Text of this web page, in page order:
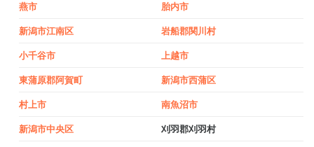
燕市 胎内市
新潟市江南区 岩船郡関川村
小千谷市 上越市
東蒲原郡阿賀町 新潟市西蒲区
村上市 南魚沼市
新潟市中央区 刈羽郡刈羽村